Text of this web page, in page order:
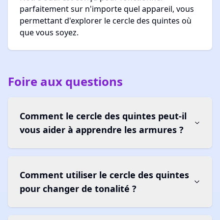
parfaitement sur n'importe quel appareil, vous
permettant d'explorer le cercle des quintes où
que vous soyez.
Foire aux questions
Comment le cercle des quintes peut-il
vous aider à apprendre les armures ?
Comment utiliser le cercle des quintes
pour changer de tonalité ?